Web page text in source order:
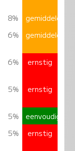
8%
gemiddeld
6% gemiddeld
6% ernstig
5% ernstig
5%
eenvoudig
5% ernstig